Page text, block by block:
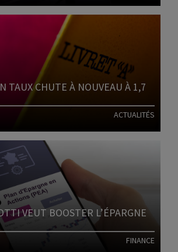
TAUX CHUTE À NOUVEAU À 1,7
ACTUALITÉS
VEUT BOOSTER L’ÉPARGNE
FINANCE